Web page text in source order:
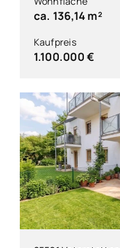
ca. 136,14 m²
Kaufpreis
1.100.000 €